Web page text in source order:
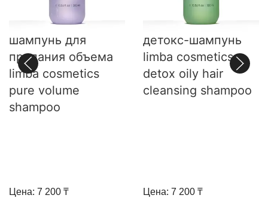
шампунь для
придания объема
limba cosmetics
pure volume
shampoo
Цена: 7 200 ₸
детокс-шампунь
limba cosmetics
detox oily hair
cleansing shampoo
Цена: 7 200 ₸